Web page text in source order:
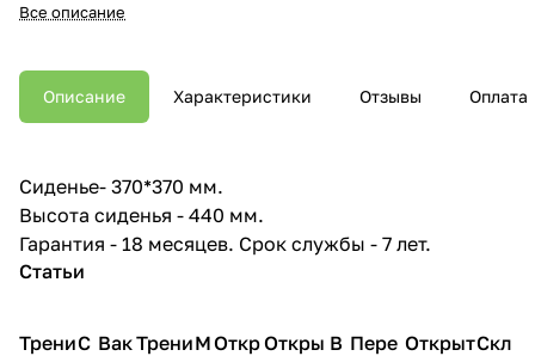
Все описание
Описание Характеристики Отзывы Оплата
Сиденье- 370*370 мм.
Высота сиденья - 440 мм.
Гарантия - 18 месяцев. Срок службы - 7 лет.
Статьи
ТрениС ВакТрениМОткрОткры В Пере ОткрытСкл